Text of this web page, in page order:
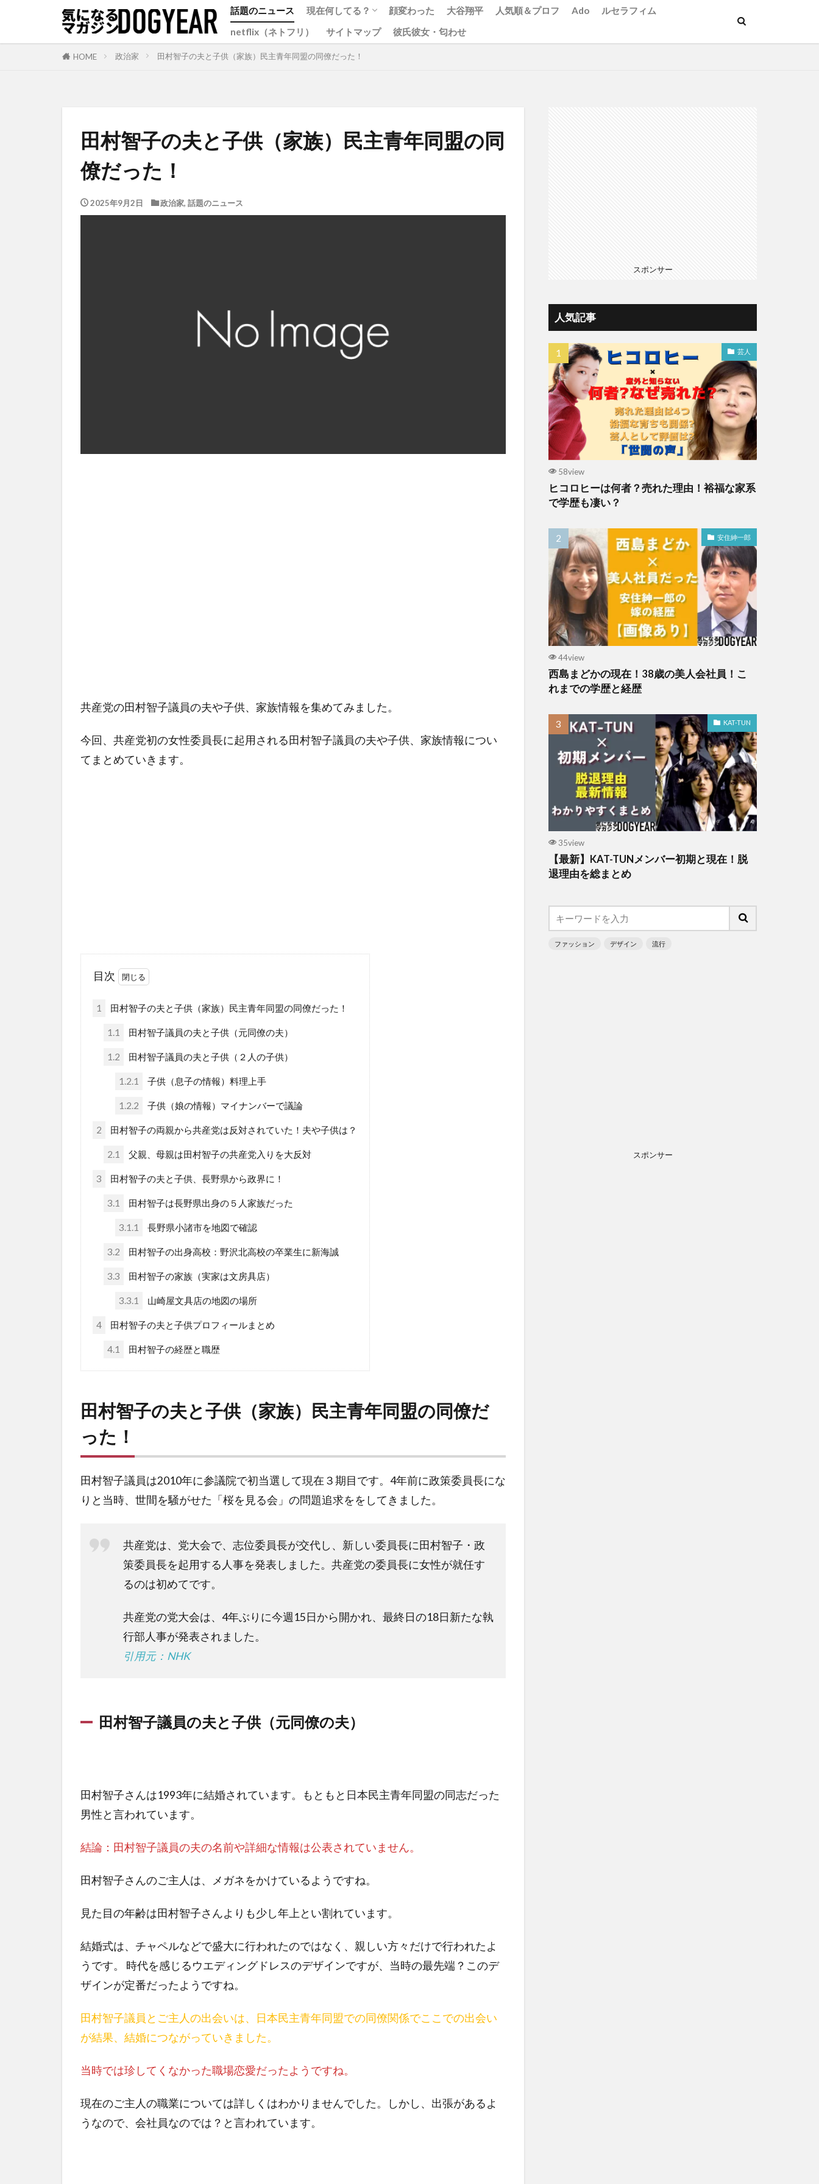
話題のニュース 現在何してる？
松本人志
ジャニーズ
顔変わった 大谷翔平 人気順＆プロフ Ado
ルセラフィム
netflix（ネトフリ）
サイトマップ 彼氏彼女・匂わせ
HOME 政治家 田村智子の夫と子供（家族）民主青年同盟の同僚だった！
田村智子の夫と子供（家族）民主青年同盟の同
僚だった！
2025年9月2日 政治家, 話題のニュース
共産党の田村智子議員の夫や子供、家族情報を集めてみました。
今回、共産党初の女性委員長に起用される田村智子議員の夫や子供、家族情報につい
てまとめていきます。
目次
1 田村智子の夫と子供（家族）民主青年同盟の同僚だった！
1.1 田村智子議員の夫と子供（元同僚の夫）
1.2 田村智子議員の夫と子供（２人の子供）
1.2.1 子供（息子の情報）料理上手
1.2.2 子供（娘の情報）マイナンバーで議論
2 田村智子の両親から共産党は反対されていた！夫や子供は？
2.1 父親、母親は田村智子の共産党入りを大反対
3 田村智子の夫と子供、長野県から政界に！
3.1 田村智子は長野県出身の５人家族だった
3.1.1 長野県小諸市を地図で確認
3.2 田村智子の出身高校：野沢北高校の卒業生に新海誠
3.3 田村智子の家族（実家は文房具店）
3.3.1 山崎屋文具店の地図の場所
4 田村智子の夫と子供プロフィールまとめ
4.1 田村智子の経歴と職歴
田村智子の夫と子供（家族）民主青年同盟の同僚だ
った！
田村智子議員は2010年に参議院で初当選して現在３期目です。4年前に政策委員長にな
りと当時、世間を騒がせた「桜を見る会」の問題追求ををしてきました。
共産党は、党大会で、志位委員長が交代し、新しい委員長に田村智子・政
策委員長を起用する人事を発表しました。共産党の委員長に女性が就任す
るのは初めてです。
共産党の党大会は、4年ぶりに今週15日から開かれ、最終日の18日新たな執
行部人事が発表されました。
引用元：NHK
田村智子議員の夫と子供（元同僚の夫）
田村智子さんは1993年に結婚されています。もともと日本民主青年同盟の同志だった
男性と言われています。
結論：田村智子議員の夫の名前や詳細な情報は公表されていません。
田村智子さんのご主人は、メガネをかけているようですね。
見た目の年齢は田村智子さんよりも少し年上とい割れています。
結婚式は、チャペルなどで盛大に行われたのではなく、親しい方々だけで行われたよ
うです。 時代を感じるウエディングドレスのデザインですが、当時の最先端？このデ
ザインが定番だったようですね。
田村智子議員とご主人の出会いは、日本民主青年同盟での同僚関係でここでの出会い
が結果、結婚につながっていきました。
当時では珍してくなかった職場恋愛だったようですね。
現在のご主人の職業については詳しくはわかりませんでした。しかし、出張があるよ
うなので、会社員なのでは？と言われています。
スポンサー
人気記事
芸人
58view
ヒコロヒーは何者？売れた理由！裕福な家系
で学歴も凄い？
安住紳一郎
44view
西島まどかの現在！38歳の美人会社員！こ
れまでの学歴と経歴
KAT-TUN
35view
【最新】KAT-TUNメンバー初期と現在！脱
退理由を総まとめ
ファッション デザイン 流行
スポンサー